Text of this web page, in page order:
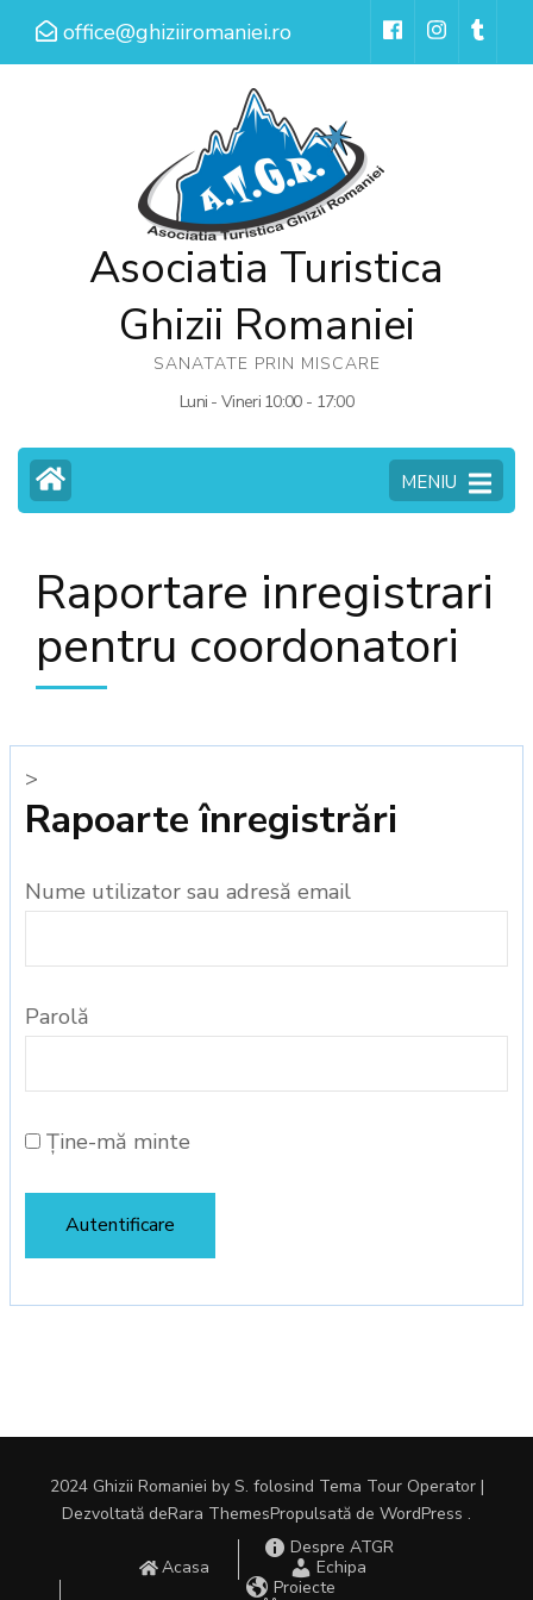
office@ghiziiromaniei.ro
Asociatia Turistica
Ghizii Romaniei
SANATATE PRIN MISCARE
Luni - Vineri 10:00 - 17:00
MENIU
Raportare inregistrari
pentru coordonatori
>
Rapoarte înregistrări
Nume utilizator sau adresă email
Parolă
Ține-mă minte
2024 Ghizii Romaniei by S. folosind Tema Tour Operator |
Dezvoltată deRara ThemesPropulsată de WordPress .
Acasa
Despre ATGR
Echipa
Proiecte